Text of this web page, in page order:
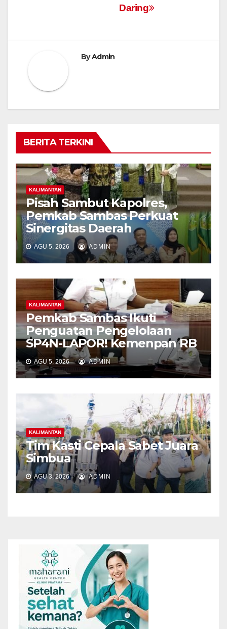
Daring
ByAdmin
BERITA TERKINI
KALIMANTAN
Pisah Sambut Kapolres,
Pemkab Sambas Perkuat
Sinergitas Daerah
AGU 5, 2026 ADMIN
KALIMANTAN
Pemkab Sambas Ikuti
Penguatan Pengelolaan
SP4N-LAPOR! Kemenpan RB
AGU 5, 2026 ADMIN
KALIMANTAN
Tim Kasti Cepala Sabet Juara
Simbua
AGU 3, 2026 ADMIN